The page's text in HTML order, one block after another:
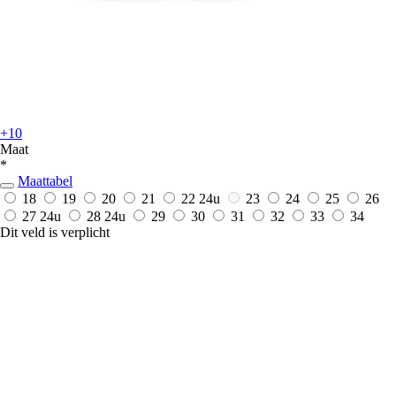
+10
Maat
*
Maattabel
18
19 20 21 22 24u 23 24 25
26
27 24u 28 24u 29 30 31 32 33
34
Dit veld is verplicht